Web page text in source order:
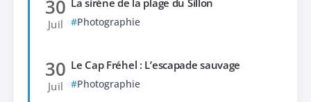
30
Juil
La sirène de la plage du Sillon
Photographie
30
Juil
Le Cap Fréhel : L’escapade sauvage
Photographie